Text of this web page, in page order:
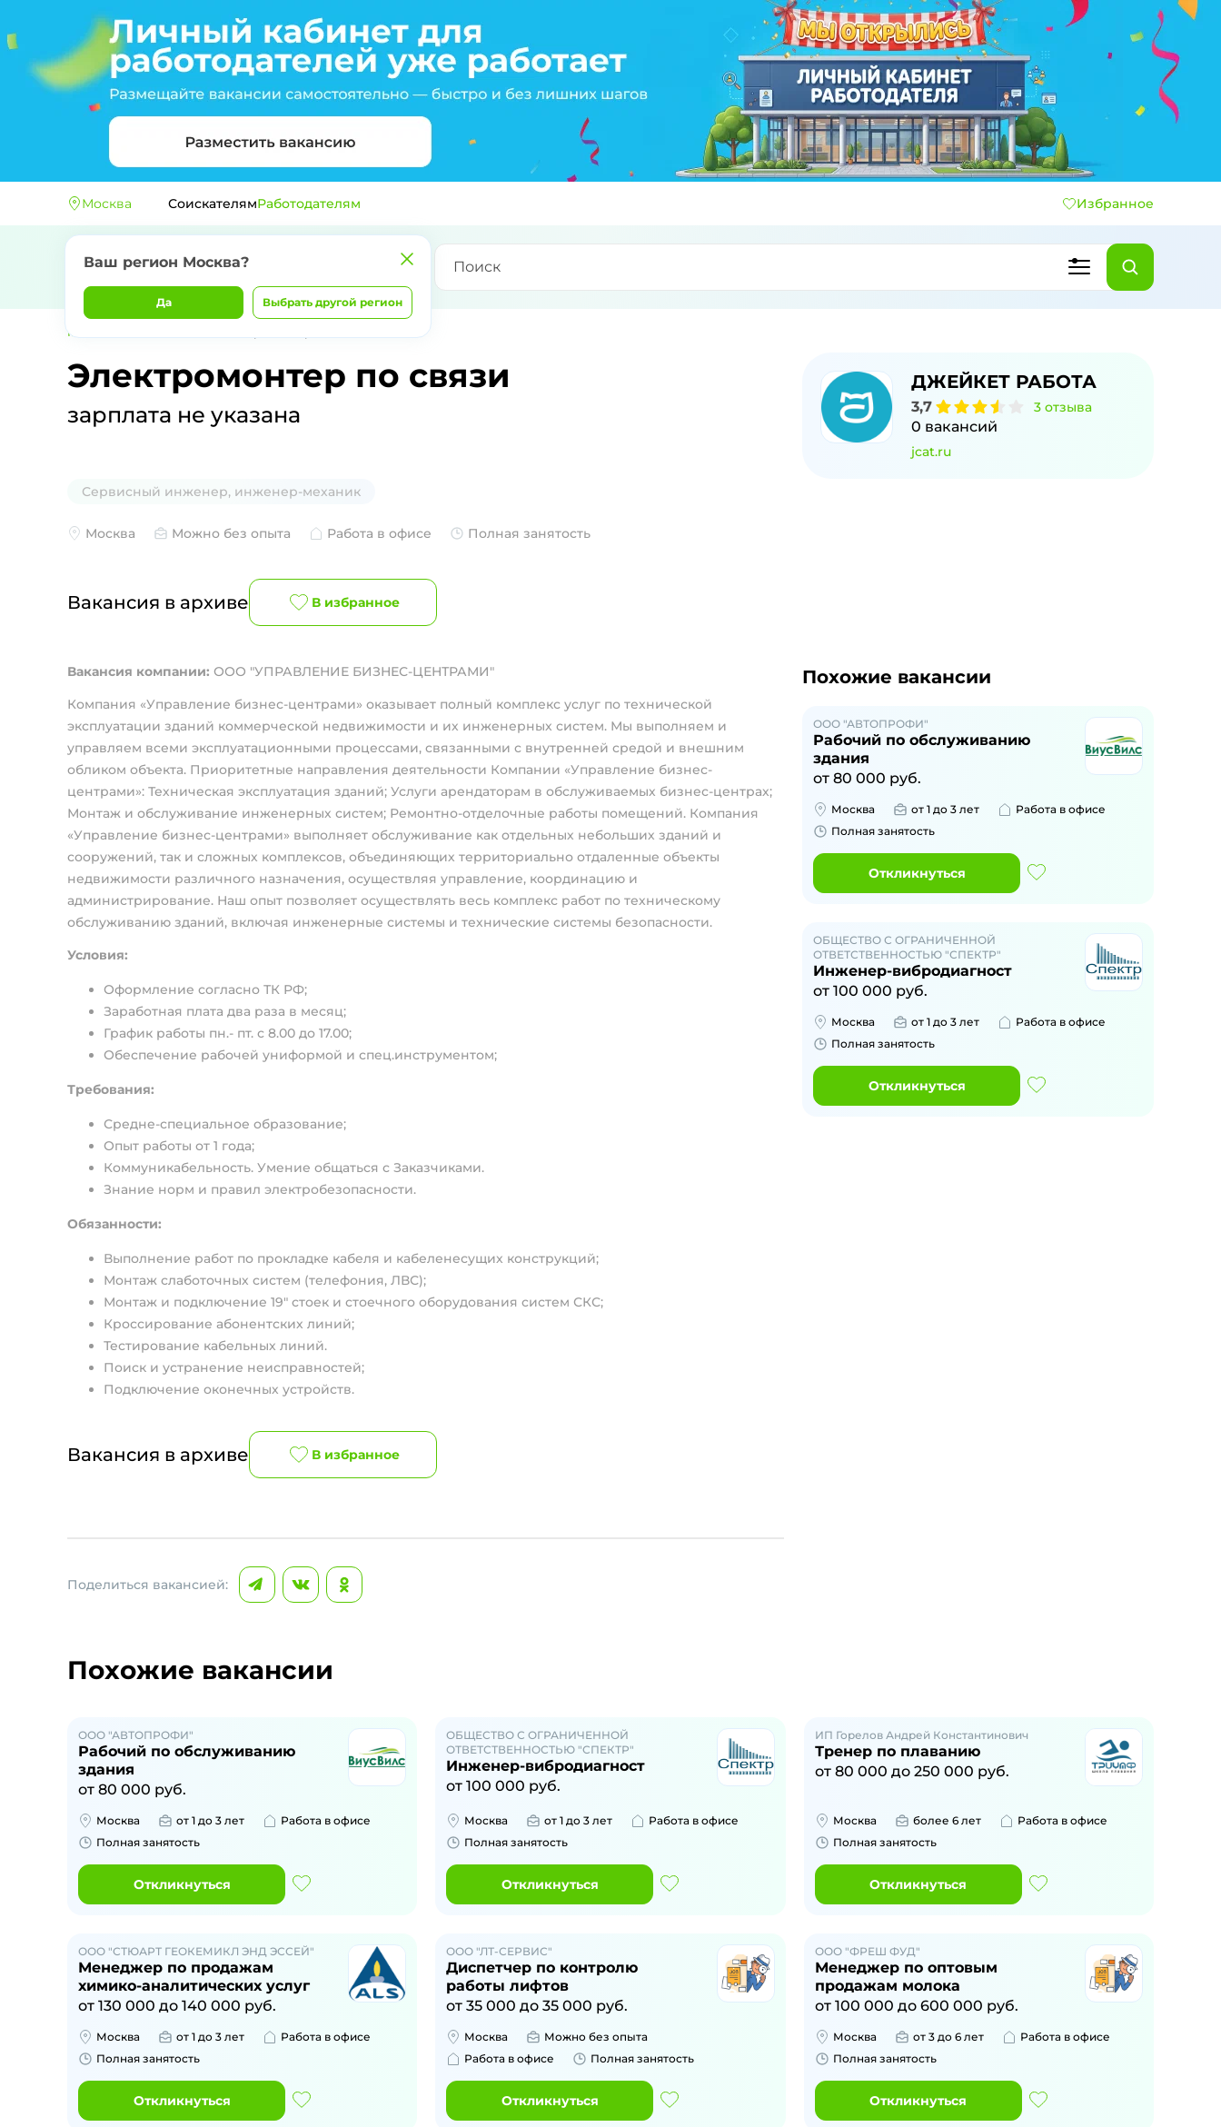
Москва
Ваш регион Москва?
Да Выбрать другой регион
СоискателямРаботодателям Избранное
Главная
Электромонтер по связи
зарплата не указана
Сервисный инженер, инженер-механик
Москва Можно без опыта Работа в офисе Полная занятость
Вакансия в архиве В избранное
ДЖЕЙКЕТ РАБОТА
3,7 3 отзыва
0 вакансий
jcat.ru
Вакансия компании: ООО "УПРАВЛЕНИЕ БИЗНЕС-ЦЕНТРАМИ"
Компания «Управление бизнес-центрами» оказывает полный комплекс услуг по технической
эксплуатации зданий коммерческой недвижимости и их инженерных систем. Мы выполняем и
управляем всеми эксплуатационными процессами, связанными с внутренней средой и внешним
обликом объекта. Приоритетные направления деятельности Компании «Управление бизнес-
центрами»: Техническая эксплуатация зданий; Услуги арендаторам в обслуживаемых бизнес-центрах;
Монтаж и обслуживание инженерных систем; Ремонтно-отделочные работы помещений. Компания
«Управление бизнес-центрами» выполняет обслуживание как отдельных небольших зданий и
сооружений, так и сложных комплексов, объединяющих территориально отдаленные объекты
недвижимости различного назначения, осуществляя управление, координацию и
администрирование. Наш опыт позволяет осуществлять весь комплекс работ по техническому
обслуживанию зданий, включая инженерные системы и технические системы безопасности.
Условия:
Оформление согласно ТК РФ;
Заработная плата два раза в месяц;
График работы пн.- пт. с 8.00 до 17.00;
Обеспечение рабочей униформой и спец.инструментом;
Требования:
Средне-специальное образование;
Опыт работы от 1 года;
Коммуникабельность. Умение общаться с Заказчиками.
Знание норм и правил электробезопасности.
Обязанности:
Выполнение работ по прокладке кабеля и кабеленесущих конструкций;
Монтаж слаботочных систем (телефония, ЛВС);
Монтаж и подключение 19" стоек и стоечного оборудования систем СКС;
Кроссирование абонентских линий;
Тестирование кабельных линий.
Поиск и устранение неисправностей;
Подключение оконечных устройств.
Вакансия в архиве В избранное
Поделиться вакансией:
Похожие вакансии
ООО "АВТОПРОФИ"
Рабочий по обслуживанию
здания
от 80 000 руб.
Москва от 1 до 3 лет
Работа в офисе
Полная занятость
Откликнуться
ОБЩЕСТВО С ОГРАНИЧЕННОЙ
ОТВЕТСТВЕННОСТЬЮ "СПЕКТР"
Инженер-вибродиагност
от 100 000 руб.
Москва от 1 до 3 лет
Работа в офисе
Полная занятость
Откликнуться
Похожие вакансии
ООО "АВТОПРОФИ"
Рабочий по обслуживанию
здания
от 80 000 руб.
Москва от 1 до 3 лет
Работа в офисе
Полная занятость
Откликнуться
ОБЩЕСТВО С ОГРАНИЧЕННОЙ
ОТВЕТСТВЕННОСТЬЮ "СПЕКТР"
Инженер-вибродиагност
от100 000 руб.
Москва от 1 до 3 лет
Работа в офисе
Полная занятость
Откликнуться
ИП Горелов Андрей Константинович
Тренер по плаванию
от 80 000 до 250 000 руб.
Москва более 6 лет
Работа в офисе
Полная занятость
Откликнуться
ООО "СТЮАРТ ГЕОКЕМИКЛ ЭНД ЭССЕЙ"
Менеджер по продажам
химико-аналитических услуг
от 130 000 до 140 000 руб.
Москва от 1 до 3 лет
Работа в офисе
Полная занятость
Откликнуться
ООО "ЛТ-СЕРВИС"
Диспетчер по контролю
работы лифтов
от35 000 до35 000 руб.
Москва
Можно без опыта
Работа в офисе
Полная занятость
Откликнуться
ООО "ФРЕШ ФУД"
Менеджер по оптовым
продажам молока
от 100 000 до 600 000 руб.
Москва от 3 до 6 лет
Работа в офисе
Полная занятость
Откликнуться